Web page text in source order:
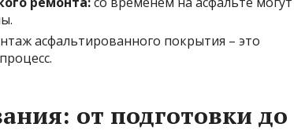
асфальтированного покрытия – это
от подготовки до